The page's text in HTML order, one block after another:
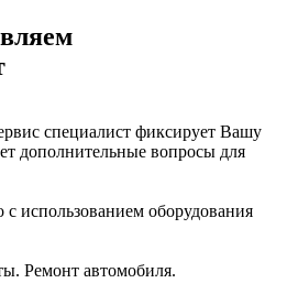
специалист фиксирует Вашу
дополнительные вопросы для
использованием оборудования
Ремонт автомобиля.